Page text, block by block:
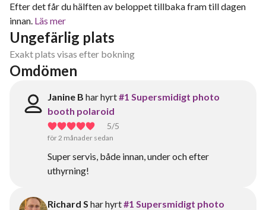
Efter det får du hälften av beloppet tillbaka fram till dagen
innan. Läs mer
Ungefärlig plats
Exakt plats visas efter bokning
Omdömen
Janine B har hyrt#1 Supersmidigt photo
booth polaroid
5/5
för 2 månader sedan
Super servis, både innan, under och efter
uthyrning!
Richard S har hyrt#1 Supersmidigt photo